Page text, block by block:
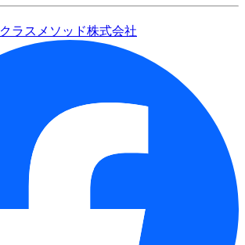
クラスメソッド株式会社